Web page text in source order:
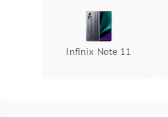
Infinix Note 11